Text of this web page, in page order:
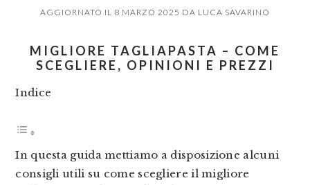
AGGIORNATO IL 8 MARZO 2025 DA LUCA SAVARINO
MIGLIORE TAGLIAPASTA – COME
SCEGLIERE, OPINIONI E PREZZI
Indice
In questa guida mettiamo a disposizione alcuni
consigli utili su come scegliere il migliore